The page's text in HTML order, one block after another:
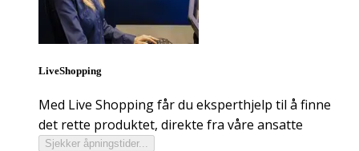
LiveShopping
Med Live Shopping får du eksperthjelp til å finne
det rette produktet, direkte fra våre ansatte
Sjekker åpningstider...